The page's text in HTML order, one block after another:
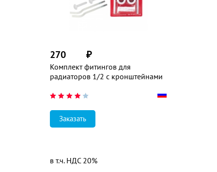
Комплект фитингов для
радиаторов 1/2 с кронштейнами
270 ₽
Заказать
в т.ч. НДС 20%